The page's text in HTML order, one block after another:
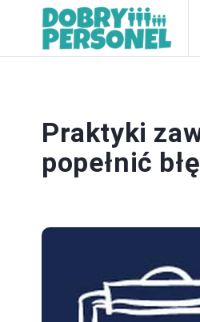
Praktyki
popełnić